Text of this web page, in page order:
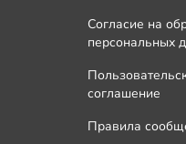
Согласие на
персональных
соглашение
Правила